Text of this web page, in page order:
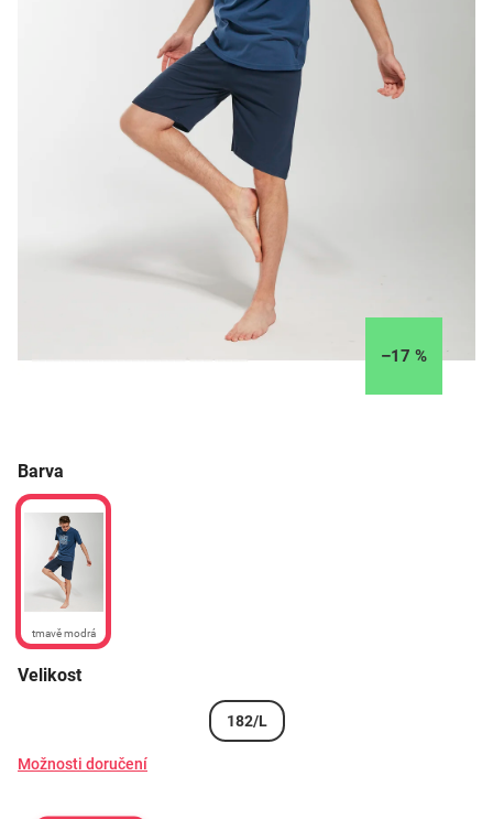
–17 %
Barva
tmavě modrá
Velikost
182/L
Možnosti doručení